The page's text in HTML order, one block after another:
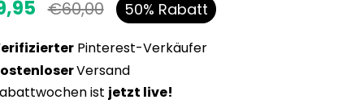
€60,00 50% Rabatt Sonderpreis
Pinterest-Verkäufer
Versand
ist jetzt live!